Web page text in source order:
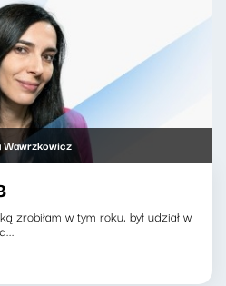
Wawrzkowicz
zrobiłam w tym roku, był udział w